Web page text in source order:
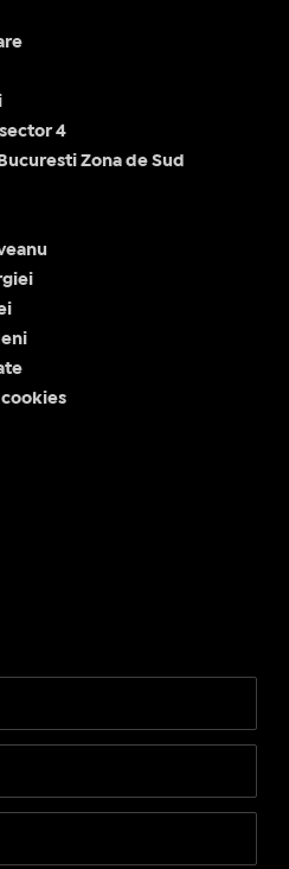
4
Zona de Sud